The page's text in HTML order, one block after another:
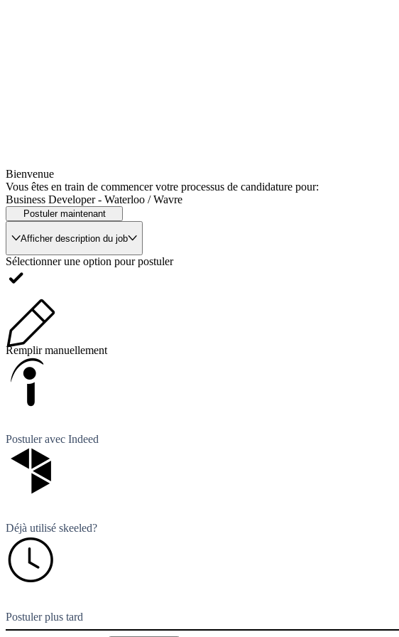
Bienvenue
Vous êtes en train de commencer votre processus de candidature pour:
Business Developer - Waterloo / Wavre
Postuler maintenant
Afficher description du job
Sélectionner une option pour postuler
Remplir manuellement
Postuler avec Indeed
Déjà utilisé skeeled?
Postuler plus tard